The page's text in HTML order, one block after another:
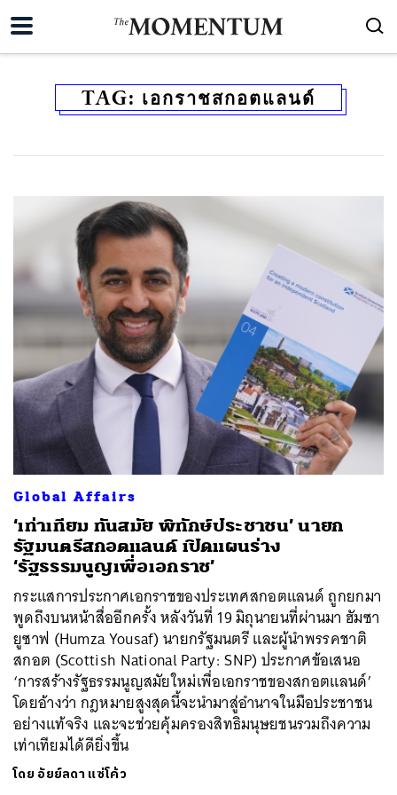
TAG: เอกราชสกอตแลนด์
Global Affairs
‘เท่าเทียม ทันสมัย พิทักษ์ประชาชน’ นายก
รัฐมนตรีสกอตแลนด์ เปิดแผนร่าง
‘รัฐธรรมนูญเพื่อเอกราช’
กระแสการประกาศเอกราชของประเทศสกอตแลนด์ ถูกยกมา
พูดถึงบนหน้าสื่ออีกครั้ง หลังวันที่ 19 มิถุนายนที่ผ่านมา ฮัมซา
ยูซาฟ (Humza Yousaf) นายกรัฐมนตรี และผู้นำพรรคชาติ
สกอต (Scottish National Party: SNP) ประกาศข้อเสนอ
‘การสร้างรัฐธรรมนูญสมัยใหม่เพื่อเอกราชของสกอตแลนด์’
โดยอ้างว่า กฎหมายสูงสุดนี้จะนำมาสู่อำนาจในมือประชาชน
อย่างแท้จริง และจะช่วยคุ้มครองสิทธิมนุษยชนรวมถึงความ
เท่าเทียมได้ดียิ่งขึ้น
โดย อัยย์ลดา แซ่โค้ว
SHARE TWEET LINE EMAIL